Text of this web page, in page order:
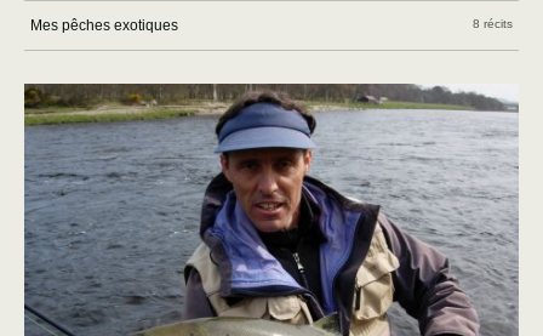
Mes pêches exotiques 8 récits